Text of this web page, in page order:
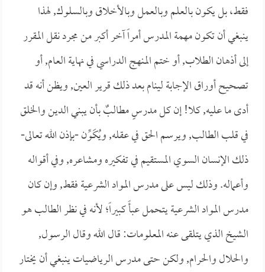
فقط، بل يكون بالعلم وبالعمل وبالأخلاق وبالسلوك, لهذا
ينبغي أن تكون مهمة المدرس أمراً آخر أكبر من مجرد نقل المقرر
إلى أذهان الطلاب, أو ختم المنهج الدراسي في نهاية العام, أو
تصحيح أوراق الإجابة لينام بعد ذلك قرير العين, ويظن أنه قد
أدى ما عليه, كلا! إن كل مدرسٍ مطالبٌ بأن يبني الدين والخلق
في قلب الطالب, ويرسم الحق في عقله, ويُكَوِّن -بإذن الله تعالى-
ذلك الإنسان السوي المستقيم في تفكيره ومشاعره, وفي أقواله
وأعماله. وذلك ليس على مدرس المواد الشرعية فقط, وإن كان
مدرس المواد الشرعية يتحمل عبأً كبيراً؛ لأنه في نظر الطالب هو
الشيخ الذي يتلقى عنه المعلومات: قال الله وقال الرسول,
والحلال والحرام, ولكن حتى مدرس الرياضيات ينبغي أن يختار